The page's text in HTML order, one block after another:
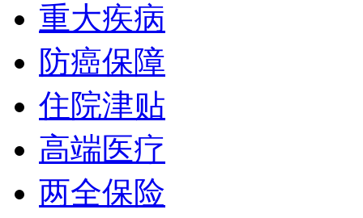
重大疾病
防癌保障
住院津贴
高端医疗
两全保险